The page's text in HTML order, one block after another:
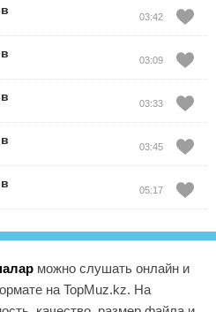
03:42
03:09
03:33
03:45
05:17
можно слушать онлайн и
на TopMuz.kz. На